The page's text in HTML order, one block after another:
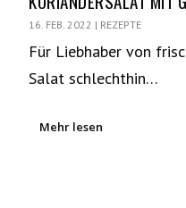
16. FEB. 2022 | REZEPTE
Für Liebhaber von
Salat schlechthin…
Mehr lesen